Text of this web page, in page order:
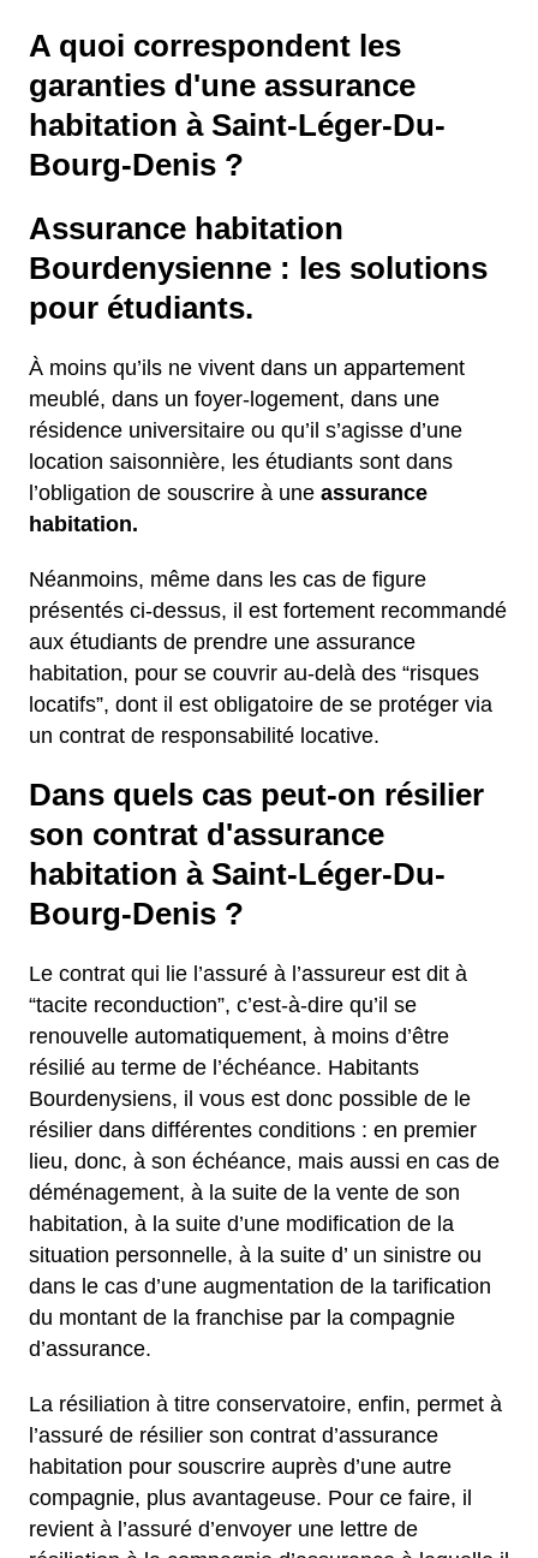
A quoi correspondent les
garanties d'une assurance
habitation à Saint-Léger-Du-
Bourg-Denis ?
Assurance habitation
Bourdenysienne : les solutions
pour étudiants.
À moins qu’ils ne vivent dans un appartement
meublé, dans un foyer-logement, dans une
résidence universitaire ou qu’il s’agisse d’une
location saisonnière, les étudiants sont dans
l’obligation de souscrire à une assurance
habitation.
Néanmoins, même dans les cas de figure
présentés ci-dessus, il est fortement recommandé
aux étudiants de prendre une assurance
habitation, pour se couvrir au-delà des “risques
locatifs”, dont il est obligatoire de se protéger via
un contrat de responsabilité locative.
Dans quels cas peut-on résilier
son contrat d'assurance
habitation à Saint-Léger-Du-
Bourg-Denis ?
Le contrat qui lie l’assuré à l’assureur est dit à
“tacite reconduction”, c’est-à-dire qu’il se
renouvelle automatiquement, à moins d’être
résilié au terme de l’échéance. Habitants
Bourdenysiens, il vous est donc possible de le
résilier dans différentes conditions : en premier
lieu, donc, à son échéance, mais aussi en cas de
déménagement, à la suite de la vente de son
habitation, à la suite d’une modification de la
situation personnelle, à la suite d’ un sinistre ou
dans le cas d’une augmentation de la tarification
du montant de la franchise par la compagnie
d’assurance.
La résiliation à titre conservatoire, enfin, permet à
l’assuré de résilier son contrat d’assurance
habitation pour souscrire auprès d’une autre
compagnie, plus avantageuse. Pour ce faire, il
revient à l’assuré d’envoyer une lettre de